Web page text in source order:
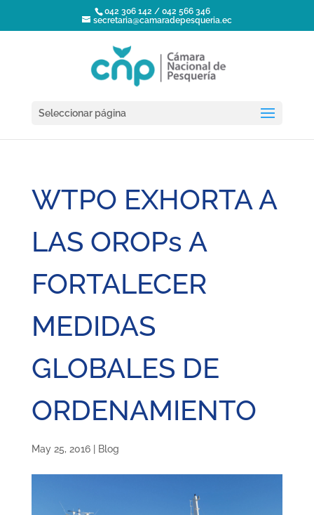
042 306 142 / 042 566 346
secretaria@camaradepesqueria.ec
Seleccionar página
WTPO EXHORTA A
LAS OROPs A
FORTALECER
MEDIDAS
GLOBALES DE
ORDENAMIENTO
May 25, 2016| Blog